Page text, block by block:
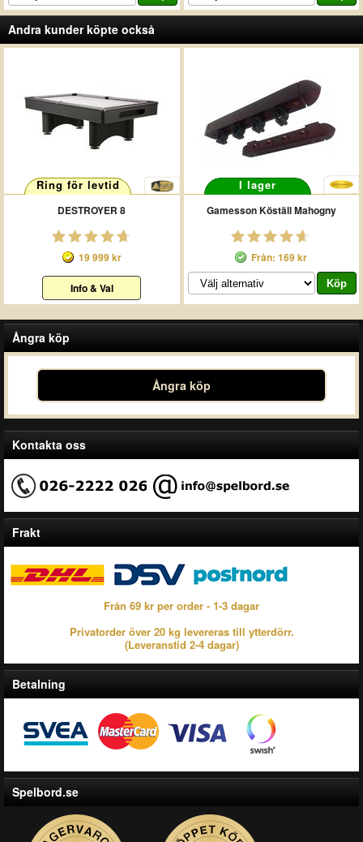
Andra kunder köpte också
Ring för levtid
DESTROYER 8
19 999 kr
Info & Val
I lager
Gamesson Köställ Mahogny
Från: 169 kr
Ångra köp
Ångra köp
Kontakta oss
Frakt
Från 69 kr per order - 1-3 dagar
Privatorder över 20 kg levereras till ytterdörr.
(Leveranstid 2-4 dagar)
Betalning
Spelbord.se